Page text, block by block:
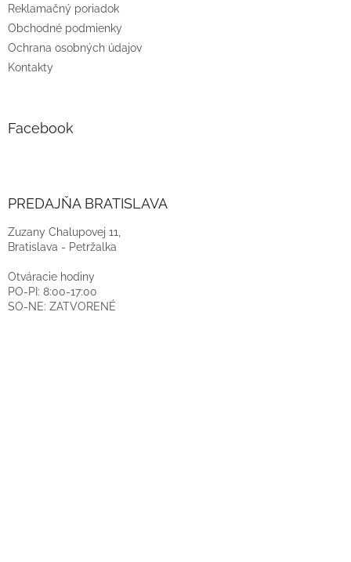
Reklamačný poriadok
Obchodné podmienky
Ochrana osobných údajov
Kontakty
Facebook
PREDAJŇA BRATISLAVA
Zuzany Chalupovej 11,
Bratislava - Petržalka
Otváracie hodiny
PO-PI: 8:00-17:00
SO-NE: ZATVORENÉ